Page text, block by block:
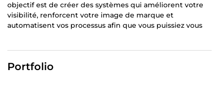
objectif est de créer des systèmes qui améliorent votre
visibilité, renforcent votre image de marque et
automatisent vos processus afin que vous puissiez vous
Spécialisé enWeb DesignetDesign Graphique, je
conçois des interfaces modernes, des identités visuelles
professionnelles et des supports de communication qui
Portfolio